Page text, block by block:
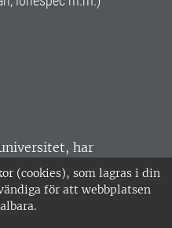
(cookies), som lagras i din
för att webbplatsen
har
Huvudorter är
SLU är
14001. •
2817 •